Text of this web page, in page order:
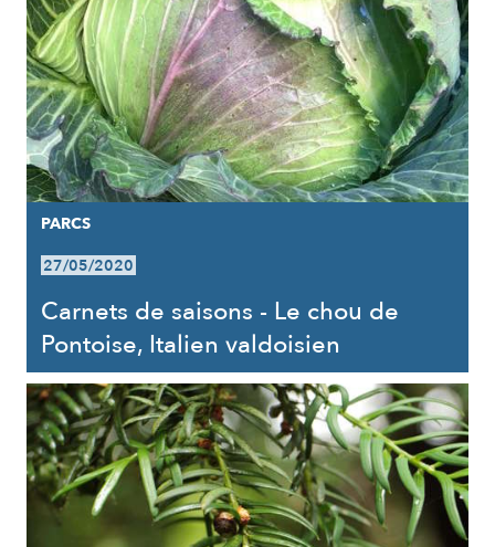
PARCS
27/05/2020
Carnets de saisons - Le chou de
Pontoise, Italien valdoisien